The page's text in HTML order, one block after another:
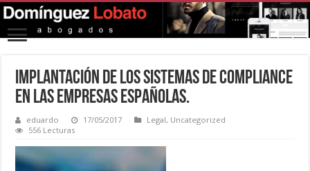
Implantación de los sistemas de Compliance
en las empresas españolas.
eduardo 17/05/2017 Legal, Uncategorized
556 Lecturas